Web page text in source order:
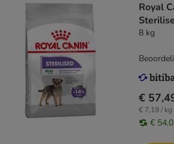
Royal
8 kg
€
€ 7,19 / kg
€